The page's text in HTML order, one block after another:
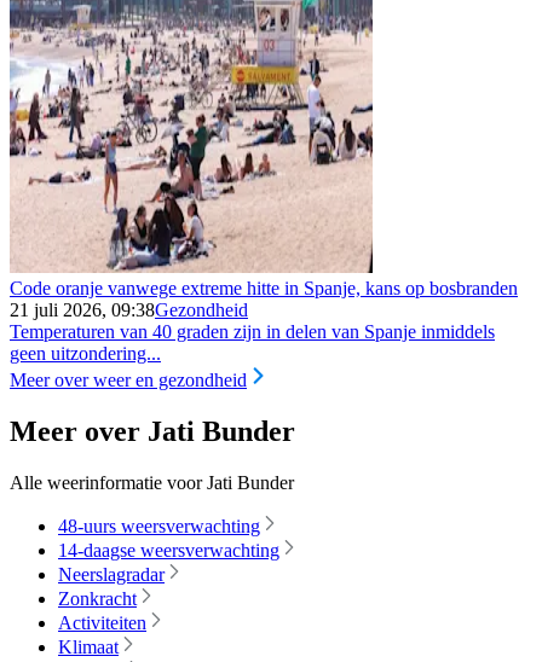
Code oranje vanwege extreme hitte in Spanje, kans op bosbranden
21 juli 2026, 09:38Gezondheid
Temperaturen van 40 graden zijn in delen van Spanje inmiddels
geen uitzondering...
Meer over weer en gezondheid
Meer over Jati Bunder
Alle weerinformatie voor Jati Bunder
48-uurs weersverwachting
14-daagse weersverwachting
Neerslagradar
Zonkracht
Activiteiten
Klimaat